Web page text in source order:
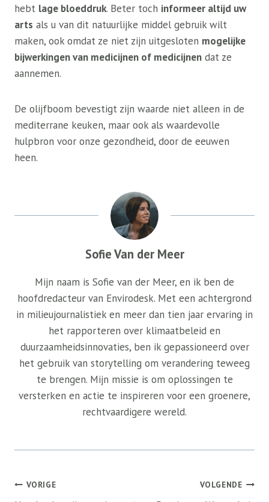
hebt lage bloeddruk. Beter toch informeer altijd uw
arts als u van dit natuurlijke middel gebruik wilt
maken, ook omdat ze niet zijn uitgesloten mogelijke
bijwerkingen van medicijnen of medicijnen dat ze
aannemen.
De olijfboom bevestigt zijn waarde niet alleen in de
mediterrane keuken, maar ook als waardevolle
hulpbron voor onze gezondheid, door de eeuwen
heen.
Sofie Van der Meer
Mijn naam is Sofie van der Meer, en ik ben de
hoofdredacteur van Envirodesk. Met een achtergrond
in milieujournalistiek en meer dan tien jaar ervaring in
het rapporteren over klimaatbeleid en
duurzaamheidsinnovaties, ben ik gepassioneerd over
het gebruik van storytelling om verandering teweeg
te brengen. Mijn missie is om oplossingen te
versterken en actie te inspireren voor een groenere,
rechtvaardigere wereld.
Bericht
VORIGE VOLGENDE